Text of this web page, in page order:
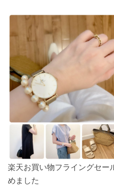
楽天お買い物フライングセー
めました